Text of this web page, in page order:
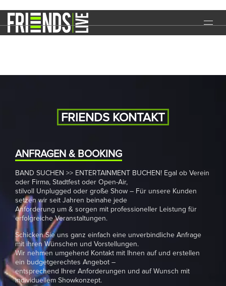
REFERENZEN
DOWNLOADS
KONTAKT
IMPRESSUM
Dancenight
FRIENDS KONTAKT
ANFRAGEN & BOOKING
BAND SUCHEN >> ENTERTAINMENT BUCHEN! Egal ob Verein
oder Firma, Stadtfest oder Open-Air,
stilvoll Unplugged oder große Show – Für unsere Kunden
setzen wir seit Jahren beinahe jede
Anforderung um & sorgen mit professioneller Leistung für
erfolgreiche Veranstaltungen.
Schicken Sie uns ganz einfach eine unverbindliche Anfrage
mit ihren Wünschen und Vorstellungen.
Wir nehmen umgehend Kontakt mit Ihnen auf und erstellen
ein budgetgerechtes Angebot –
entsprechend Ihrer Anforderungen und auf Wunsch mit
individuellem Showkonzept.